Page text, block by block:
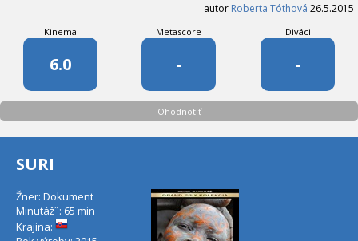
autor Roberta Tóthová 26.5.2015
Kinema
6.0
Metascore
-
Diváci
-
Ohodnotiť
SURI
Žner: Dokument
Minutáž˝: 65 min
Krajina: